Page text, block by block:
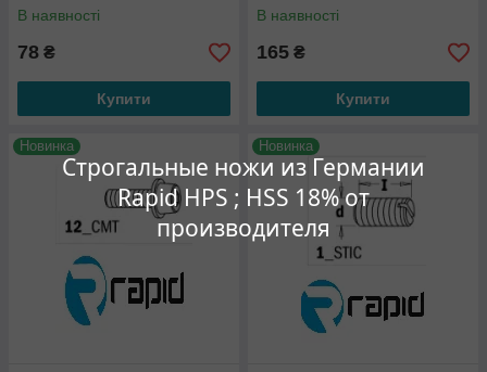
Строгальные ножи из Германии
Rapid HPS ; HSS 18% от
производителя
В наявності
78 ₴
Купити
В наявності
165 ₴
Купити
Новинка Новинка